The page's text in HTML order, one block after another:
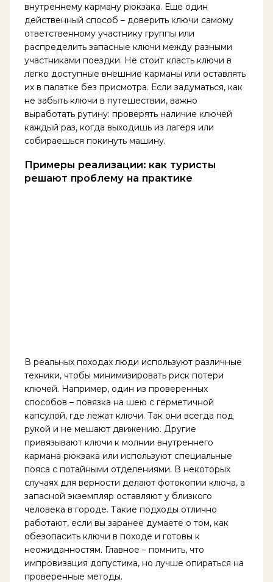
внутреннему карману рюкзака. Еще один
действенный способ – доверить ключи самому
ответственному участнику группы или
распределить запасные ключи между разными
участниками поездки. Не стоит класть ключи в
легко доступные внешние карманы или оставлять
их в палатке без присмотра. Если задуматься, как
не забыть ключи в путешествии, важно
выработать рутину: проверять наличие ключей
каждый раз, когда выходишь из лагеря или
собираешься покинуть машину.
Примеры реализации: как туристы
решают проблему на практике
В реальных походах люди используют различные
техники, чтобы минимизировать риск потери
ключей. Например, один из проверенных
способов – повязка на шею с герметичной
капсулой, где лежат ключи. Так они всегда под
рукой и не мешают движению. Другие
привязывают ключи к молнии внутреннего
кармана рюкзака или используют специальные
пояса с потайными отделениями. В некоторых
случаях для верности делают фотокопии ключа, а
запасной экземпляр оставляют у близкого
человека в городе. Такие подходы отлично
работают, если вы заранее думаете о том, как
обезопасить ключи в походе и готовы к
неожиданностям. Главное – помнить, что
импровизация допустима, но лучше опираться на
проверенные методы.